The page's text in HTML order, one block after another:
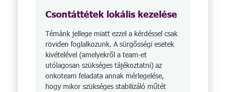
Csontáttétek lokális kezelése
Témánk jellege miatt ezzel a kérdéssel csak
röviden foglalkozunk. A sürgősségi esetek
kivételével (amelyekről a team-et
utólagosan szükséges tájékoztatni) az
onkoteam feladata annak mérlegelése,
hogy mikor szükséges stabilizáló műtét